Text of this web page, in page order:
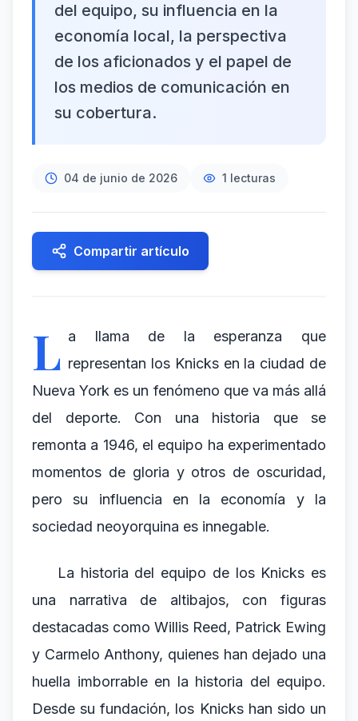
del equipo, su influencia en la
economía local, la perspectiva
de los aficionados y el papel de
los medios de comunicación en
su cobertura.
04 de junio de 2026 1 lecturas
Compartir artículo
L a llama de la esperanza que
representan los Knicks en la ciudad de
Nueva York es un fenómeno que va más allá
del deporte. Con una historia que se
remonta a 1946, el equipo ha experimentado
momentos de gloria y otros de oscuridad,
pero su influencia en la economía y la
sociedad neoyorquina es innegable.
La historia del equipo de los Knicks es
una narrativa de altibajos, con figuras
destacadas como Willis Reed, Patrick Ewing
y Carmelo Anthony, quienes han dejado una
huella imborrable en la historia del equipo.
Desde su fundación, los Knicks han sido un